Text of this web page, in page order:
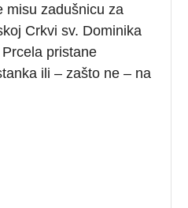
misu zadušnicu za
Crkvi sv. Dominika
pristane
ili – zašto ne – na